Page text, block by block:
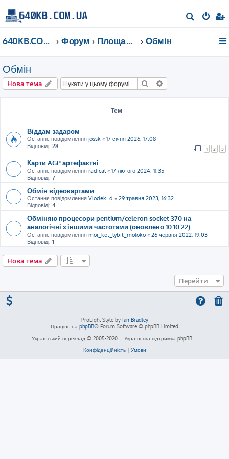
о
640KB.COM.UA Форум Площа Ринок Обмін
Обмін
Нова тема Пошук
Тем
Віддам задаром
Останнє повідомлення jossk « 17 січня 2026, 17:08
Відповіді: 28 1 2 3
Карти AGP артефактні
Останнє повідомлення radical« 17 лютого 2024, 11:35
Відповіді: 7
Обмін відеокартами.
Останнє повідомлення Vlodek_d « 29 травня 2023, 16:32
Відповіді: 4
Обміняю процесори pentium/celeron socket 370 на
аналогічні з іншими частотами (оновлено 10.10.22)
Останнє повідомлення moi_kot_lybit_moloko « 26 червня 2022, 19:03
Відповіді: 1
Нова тема
Перейти
ProLight Style by Ian Bradley
Працює на phpBB® Forum Software © phpBB Limited
Український переклад © 2005-2020
Українська підтримка phpBB
Конфіденційність| Умови